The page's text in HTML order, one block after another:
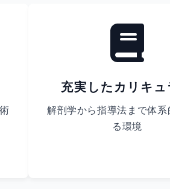
充実したカリキュ
解剖学から指導法まで体系
る環境